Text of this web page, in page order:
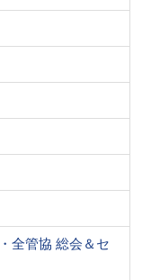
全管協 総会＆セ